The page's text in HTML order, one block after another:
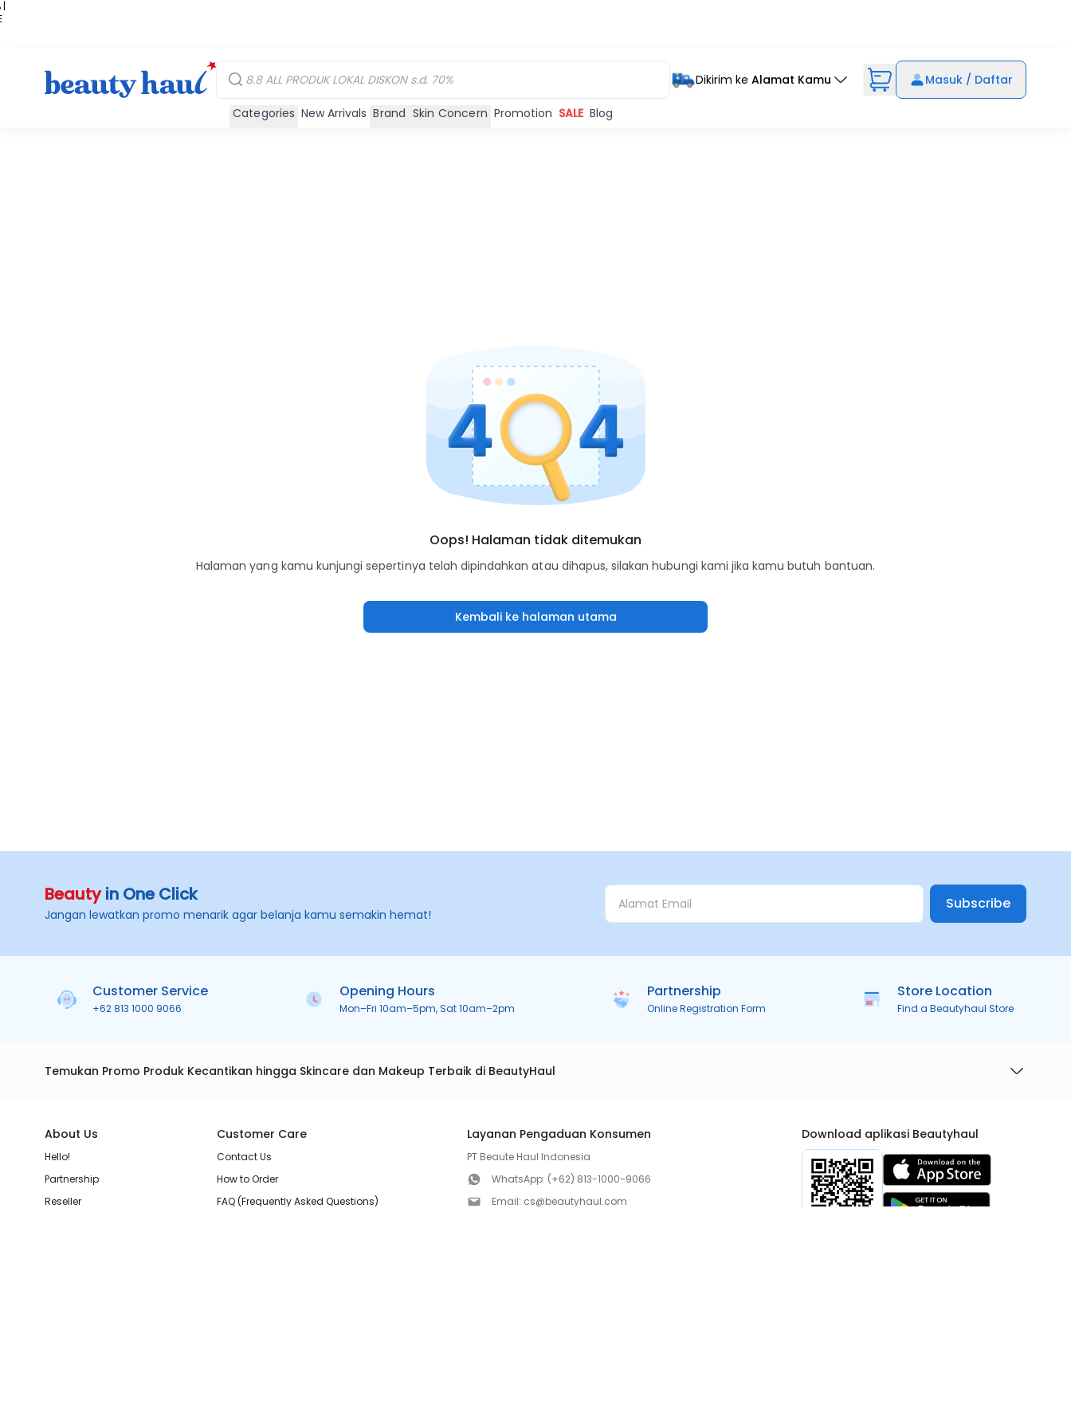
|
Dikirim ke Alamat Kamu Masuk / Daftar
Categories New Arrivals Brand Skin Concern Promotion SALE Blog
Oops! Halaman tidak ditemukan
Halaman yang kamu kunjungi sepertinya telah dipindahkan atau dihapus, silakan hubungi kami jika kamu butuh bantuan.
Kembali ke halaman utama
Beautyin One Click
Jangan lewatkan promo menarik agar belanja kamu semakin hemat!
Subscribe
Customer Service
+62 813 1000 9066
Opening Hours
Mon–Fri 10am–5pm, Sat 10am–2pm
Partnership
Online Registration Form
Store Location
Find a Beautyhaul Store
Temukan Promo Produk Kecantikan hingga Skincare dan Makeup Terbaik di BeautyHaul
About Us
Hello!
Partnership
Reseller
Customer Care
Contact Us
How to Order
FAQ (Frequently Asked Questions)
Layanan Pengaduan Konsumen
PT Beaute Haul Indonesia
WhatsApp: (+62) 813-1000-9066
Email: cs@beautyhaul.com
Download aplikasi Beautyhaul